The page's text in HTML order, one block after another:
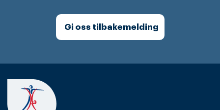
Gi oss tilbakemelding